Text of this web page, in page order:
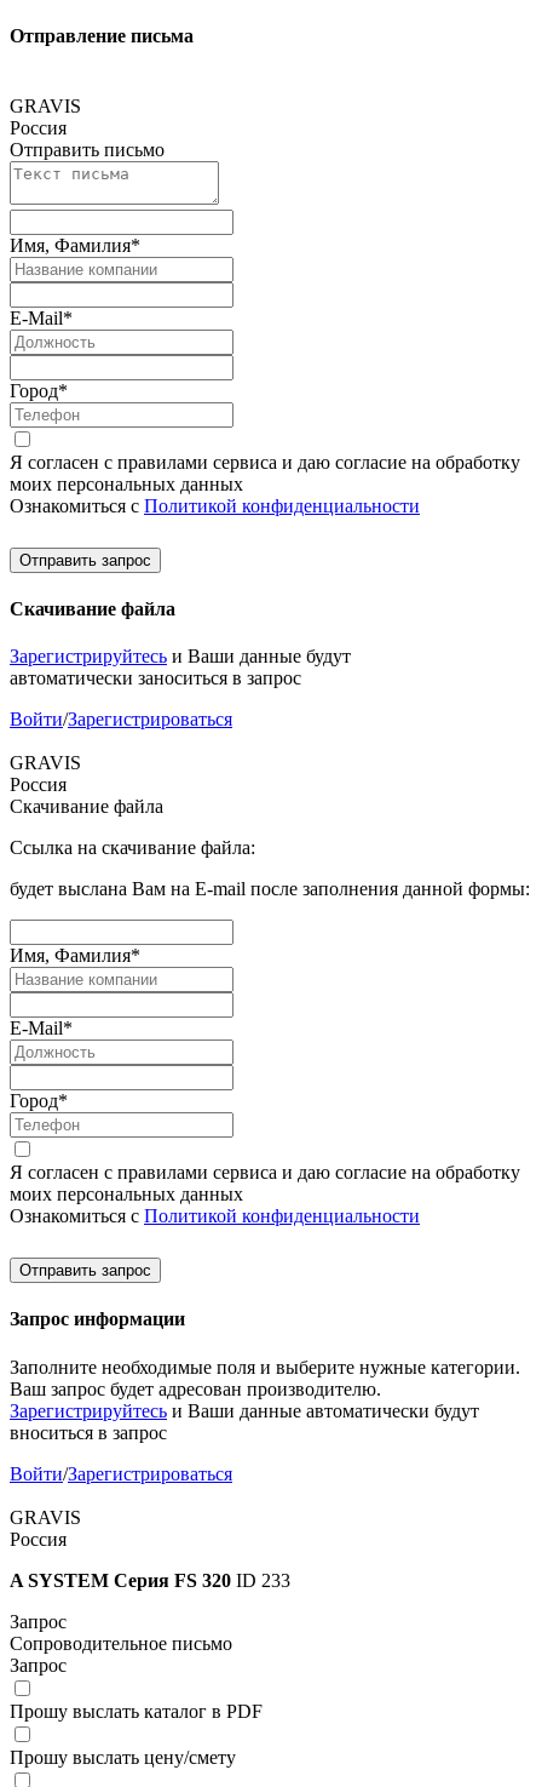
Отправление письма
GRAVIS
Россия
Отправить письмо
Имя, Фамилия*
E-Mail*
Город*
Я согласен с правилами сервиса и даю согласие на обработку
моих персональных данных
Ознакомиться с Политикой конфиденциальности
Отправить запрос
Скачивание файла
Зарегистрируйтесь и Ваши данные будут
автоматически заноситься в запрос
Войти/Зарегистрироваться
GRAVIS
Россия
Скачивание файла
Ссылка на скачивание файла:
будет выслана Вам на E-mail после заполнения данной формы:
Имя, Фамилия*
E-Mail*
Город*
Я согласен с правилами сервиса и даю согласие на обработку
моих персональных данных
Ознакомиться с Политикой конфиденциальности
Отправить запрос
Запрос информации
Заполните необходимые поля и выберите нужные категории.
Ваш запрос будет адресован производителю.
Зарегистрируйтесь и Ваши данные автоматически будут
вноситься в запрос
Войти/Зарегистрироваться
GRAVIS
Россия
A SYSTEM Серия FS 320 ID 233
Запрос
Сопроводительное письмо
Запрос
Прошу выслать каталог в PDF
Прошу выслать цену/смету